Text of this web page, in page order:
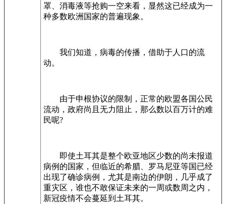
罩、消毒液等抢购一空来看，显然这已经成为一
种多数欧洲国家的普遍现象。
我们知道，病毒的传播，借助于人口的流
动。
由于申根协议的限制，正常的欧盟各国公民
流动，政府尚且无力阻止，那么数以百万计的难
民呢?
即使土耳其是整个欧亚地区少数的尚未报道
病例的国家，但临近的希腊、罗马尼亚等国已经
出现了确诊病例，尤其是南边的伊朗，几乎成了
重灾区，谁也不敢保证未来的一周或数周之内，
新冠疫情不会蔓延到土耳其。